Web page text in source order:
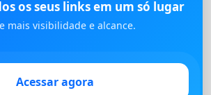
os seus links em um só lugar
mais visibilidade e alcance.
Acessar agora